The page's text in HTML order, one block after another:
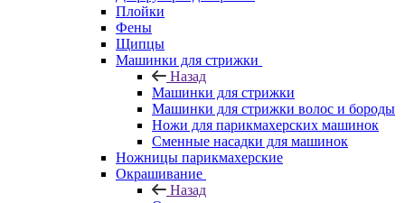
Плойки
Фены
Щипцы
Машинки для стрижки
Назад
Машинки для стрижки
Машинки для стрижки волос и бороды
Ножи для парикмахерских машинок
Сменные насадки для машинок
Ножницы парикмахерские
Окрашивание
Назад